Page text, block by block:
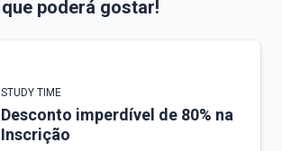
que poderá gostar!
STUDY TIME
Desconto imperdível de 80% na
Inscrição